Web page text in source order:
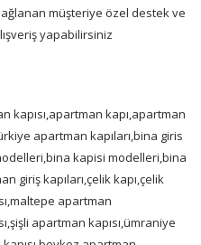
müşteriye özel destek ve
yapabilirsiniz
kapısı,apartman kapı,apartman
apartman kapıları,bina giris
kapisi modelleri,bina
giriş kapıları,çelik kapı,çelik
apartman
apartman kapısı,ümraniye